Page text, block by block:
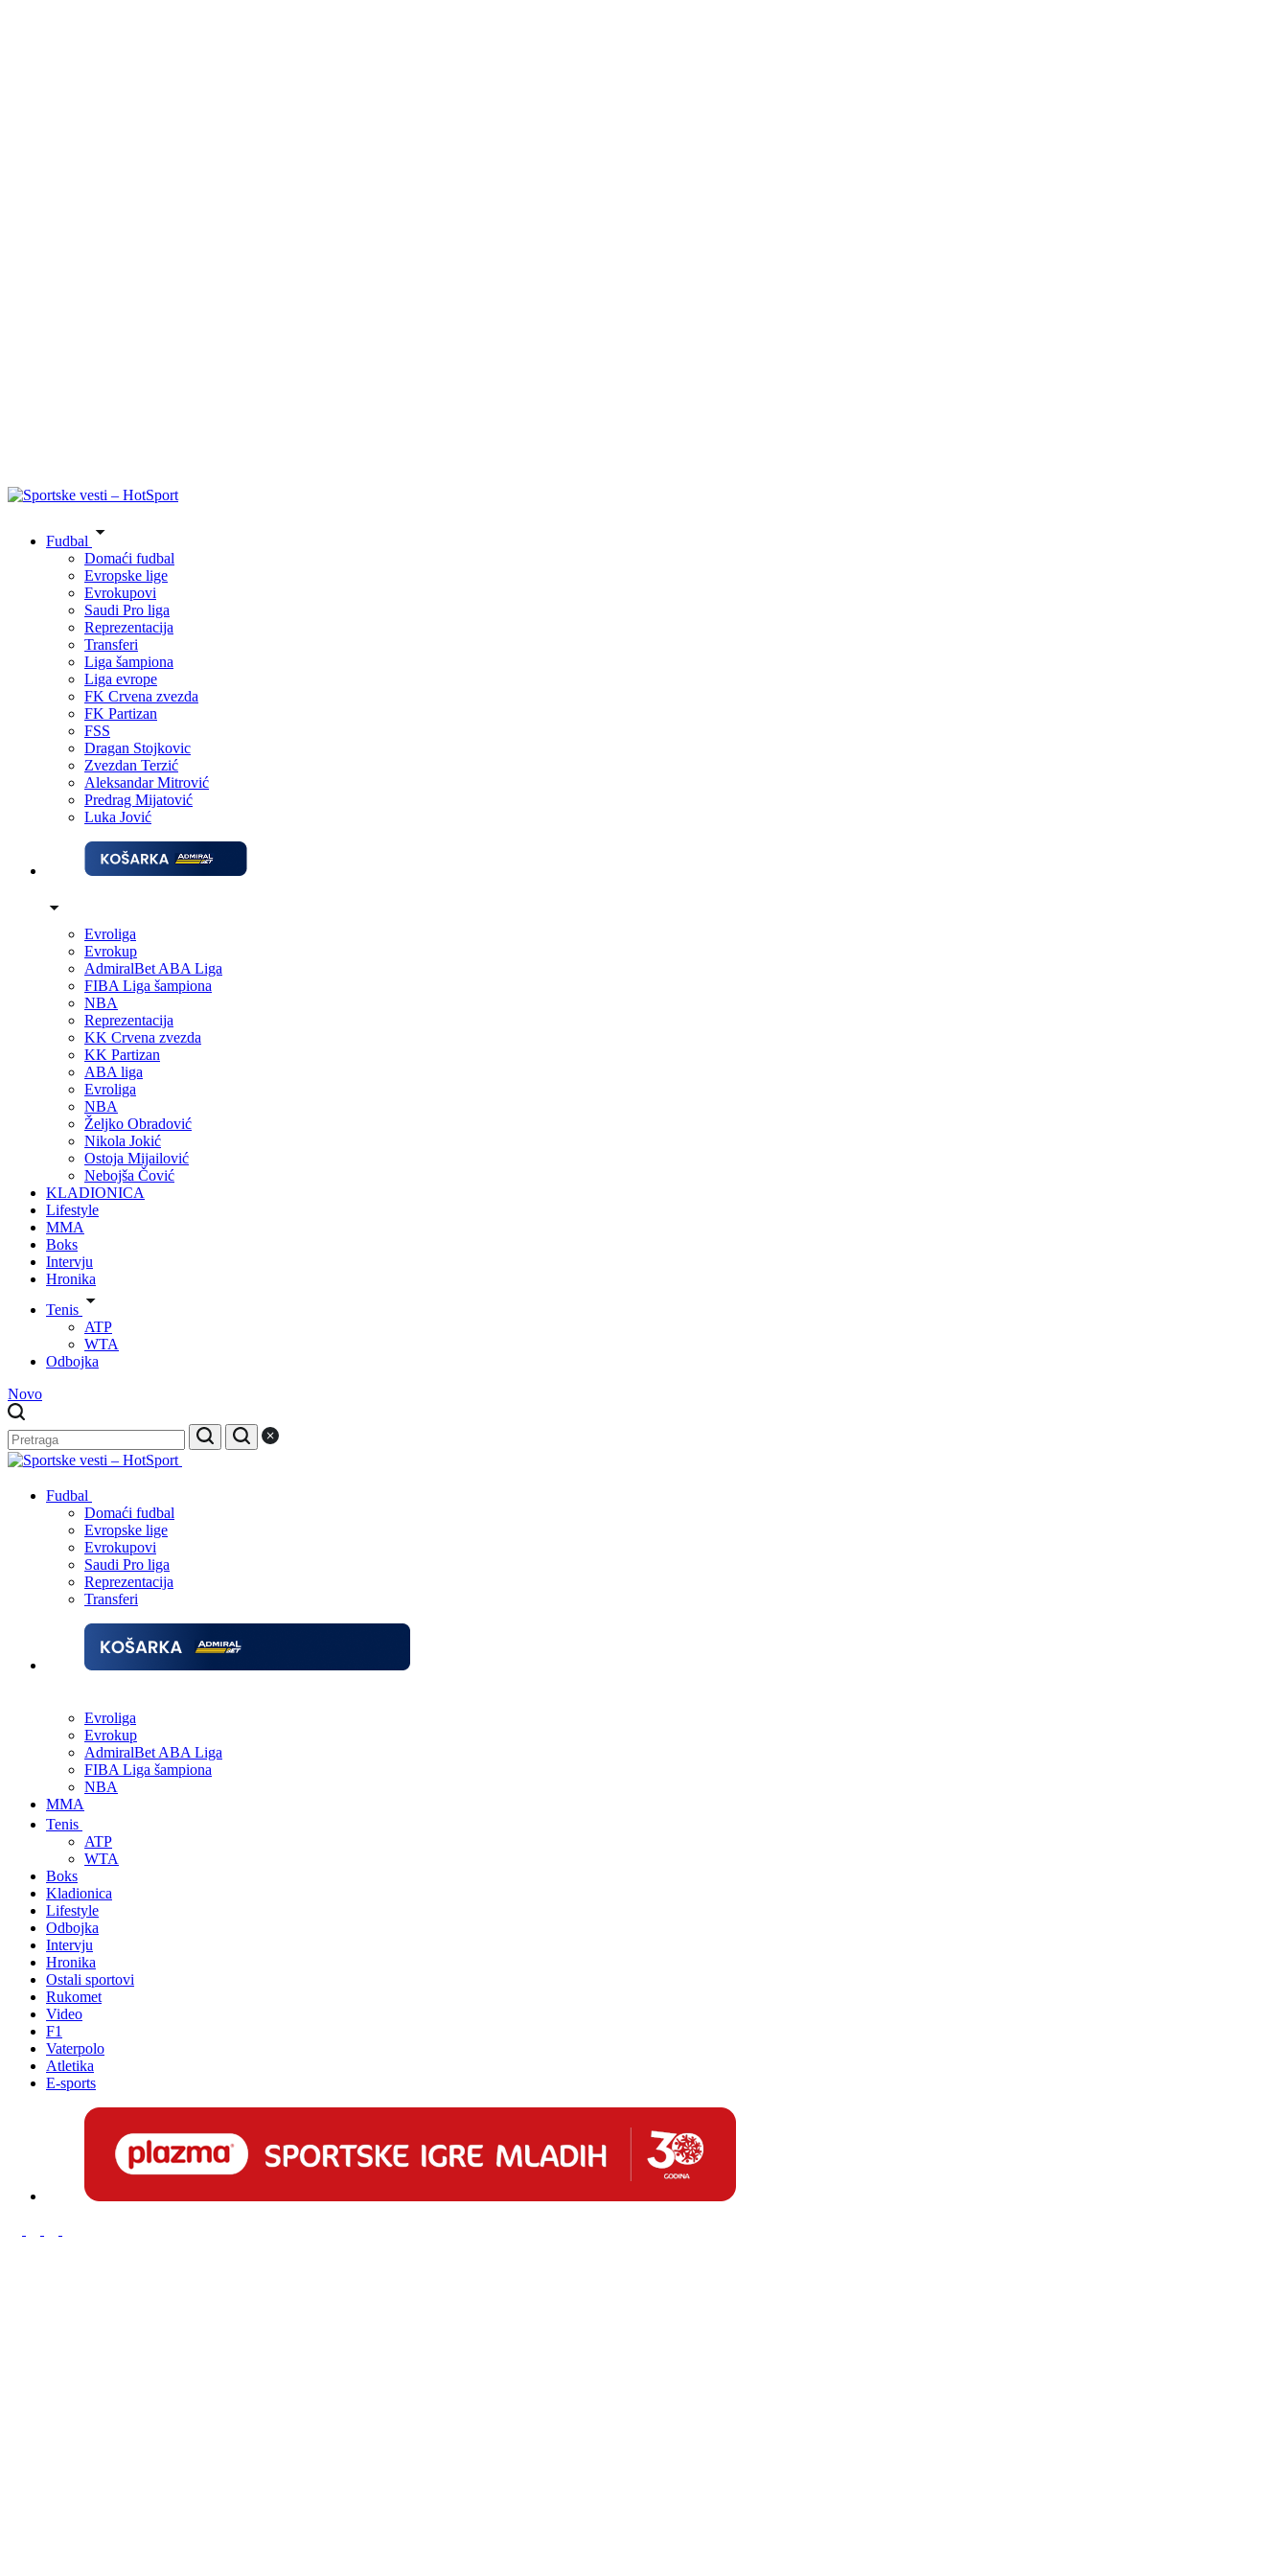
Fudbal
Domaći fudbal
Evropske lige
Evrokupovi
Saudi Pro liga
Reprezentacija
Transferi
Liga šampiona
Liga evrope
FK Crvena zvezda
FK Partizan
FSS
Dragan Stojkovic
Zvezdan Terzić
Aleksandar Mitrović
Predrag Mijatović
Luka Jović
Evroliga
Evrokup
AdmiralBet ABA Liga
FIBA Liga šampiona
NBA
Reprezentacija
KK Crvena zvezda
KK Partizan
ABA liga
Evroliga
NBA
Željko Obradović
Nikola Jokić
Ostoja Mijailović
Nebojša Čović
KLADIONICA
Lifestyle
MMA
Boks
Intervju
Hronika
Tenis
ATP
WTA
Odbojka
Novo
Fudbal
Domaći fudbal
Evropske lige
Evrokupovi
Saudi Pro liga
Reprezentacija
Transferi
Evroliga
Evrokup
AdmiralBet ABA Liga
FIBA Liga šampiona
NBA
MMA
Tenis
ATP
WTA
Boks
Kladionica
Lifestyle
Odbojka
Intervju
Hronika
Ostali sportovi
Rukomet
Video
F1
Vaterpolo
Atletika
E-sports